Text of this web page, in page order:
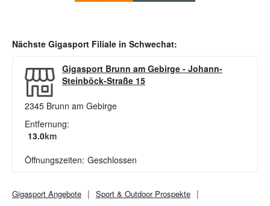
Nächste Gigasport Filiale in Schwechat:
Gigasport Brunn am Gebirge - Johann-
Steinböck-Straße 15
2345 Brunn am Gebirge
Entfernung:
13.0km
Öffnungszeiten: Geschlossen
Gigasport Angebote Sport & OutdoorProspekte